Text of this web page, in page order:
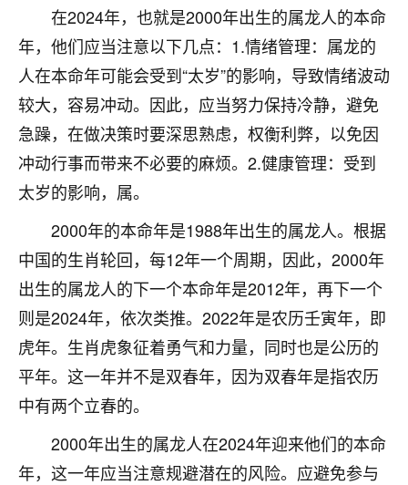
在2024年，也就是2000年出生的属龙人的本命
年，他们应当注意以下几点：1.情绪管理：属龙的
人在本命年可能会受到“太岁”的影响，导致情绪波动
较大，容易冲动。因此，应当努力保持冷静，避免
急躁，在做决策时要深思熟虑，权衡利弊，以免因
冲动行事而带来不必要的麻烦。2.健康管理：受到
太岁的影响，属。
2000年的本命年是1988年出生的属龙人。根据
中国的生肖轮回，每12年一个周期，因此，2000年
出生的属龙人的下一个本命年是2012年，再下一个
则是2024年，依次类推。2022年是农历壬寅年，即
虎年。生肖虎象征着勇气和力量，同时也是公历的
平年。这一年并不是双春年，因为双春年是指农历
中有两个立春的。
2000年出生的属龙人在2024年迎来他们的本命
年，这一年应当注意规避潜在的风险。应避免参与
3000，非常开心，无论如何，感恩感谢！🙏🏻
鹿森：恭喜升职加薪！！，请客吗？�
12小时前 来自北京
心心相印
我身体不太好，总是病病殃殃的，去检查又没什么大
问题，反正就是不舒服。中医西医看遍了，找不到问
题，后来无意中看到有人推荐慧来老师，跟老师聊过
之后，心情豁然开朗，也听老师建议，处理了一些因
果问题。今年以来，身体比以前好多，主要是心情好
了，老师说境随心转，现在深有体会了。
鹿森：是的，其实跟老师聊过之后，最大的感
触，首先就是心态会变好，万般皆是命，半点
不由人！
1天前 来自四川 9
金白水清
我也想找老师看看，有没有人给个联系方式的啊？